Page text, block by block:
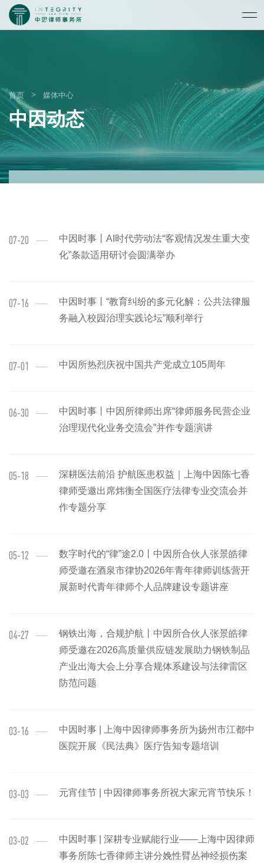
首页 > 媒体中心
中因动态
07-20
中因时事丨AI时代劳动法“客观情况发生重大变
化”条款适用研讨会圆满举办
07-16
中因时事丨“教育纠纷的多元化解：公共法律服
务融入校园治理实践论坛”顺利举行
07-01 中因所热烈庆祝中国共产党成立105周年
06-30
中因时事丨中因所律师出席“律师服务民营企业
治理现代化业务交流会”并作专题演讲
05-18
深耕医法前沿 护航医患权益｜上海中因陈七香
律师受邀出席炜衡全国医疗法律专业交流会并
作专题分享
05-12
数字时代的“律”途2.0丨中因所合伙人张景皓律
师受邀在酒泉市律协2026年青年律师训练营开
展新时代青年律师个人品牌建设专题讲座
04-27
钢铁出海，合规护航丨中因所合伙人张景皓律
师受邀在2026高质量供应链发展助力钢铁制品
产业出海大会上分享合规体系建设与法律雷区
防范问题
03-16
中因时事 | 上海中因律师事务所为扬州市江都中
医院开展《民法典》医疗告知专题培训
03-03 元宵佳节 | 中因律师事务所祝大家元宵节快乐！
03-02
中因时事 | 深耕专业赋能行业——上海中因律师
事务所陈七香律师主讲分娩性臂丛神经损伤案